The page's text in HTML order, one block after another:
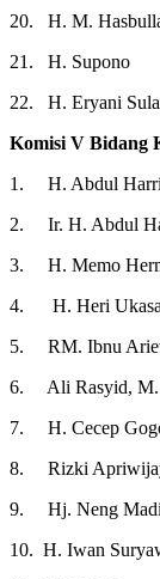
20. H. M.
21. H. Supono
22. H. Eryani
Komisi V Bidang
1. H. Abdul
2. Ir. H. Abdul
3. H. Memo
4. H. Heri
5. RM. Ibnu
6. Ali Rasyid, M.
7. H. Cecep
8. Rizki
9. Hj. Neng
10. H. Iwan